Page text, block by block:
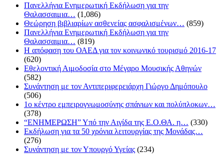
Πανελλήνια Ενημερωτική Εκδήλωση για την
Θαλασσαιμια… (1,086)
Θεώρηση βιβλιαρίων ασθενείας ασφαλισμένων… (859)
Πανελλήνια Ενημερωτική Εκδήλωση για την
Θαλασσαιμια… (819)
Η απόφαση του ΟΑΕΔ για τον κοινωνικό τουρισμό 2016-17
(620)
Εθελοντική Αιμοδοσία στο Μέγαρο Μουσικής Αθηνών
(582)
Συνάντηση με τον Αντιπεριφερειάρχη Γιώργο Δημόπουλο
(506)
1ο κέντρο εμπειρογνωμοσύνης σπάνιων και πολύπλοκων…
(378)
“ΕΝΗΜΕΡΩΣΗ” Υπό την Αιγίδα της Ε.Ο.ΘΑ. η… (330)
Eκδήλωση για τα 50 χρόνια λειτουργίας της Μονάδας…
(276)
Συνάντηση με τον Υπουργό Υγείας (234)